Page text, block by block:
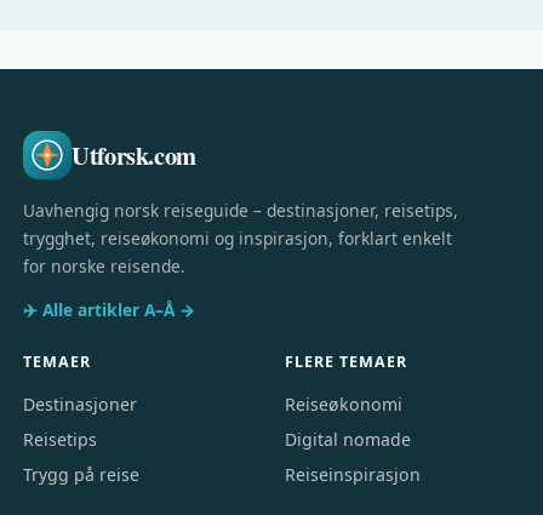
Utforsk.com
Uavhengig norsk reiseguide – destinasjoner, reisetips,
trygghet, reiseøkonomi og inspirasjon, forklart enkelt
for norske reisende.
✈️ Alle artikler A–Å →
TEMAER
Destinasjoner
Reisetips
Trygg på reise
FLERE TEMAER
Reiseøkonomi
Digital nomade
Reiseinspirasjon